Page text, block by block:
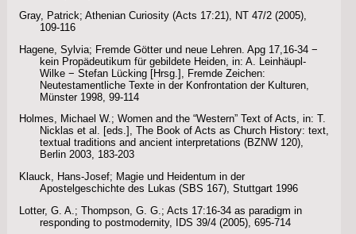
Gray, Patrick; Athenian Curiosity (Acts 17:21), NT 47/2 (2005),
109-116
Hagene, Sylvia; Fremde Götter und neue Lehren. Apg 17,16-34 −
kein Propädeutikum für gebildete Heiden, in: A. Leinhäupl-
Wilke − Stefan Lücking [Hrsg.], Fremde Zeichen:
Neutestamentliche Texte in der Konfrontation der Kulturen,
Münster 1998, 99-114
Holmes, Michael W.; Women and the “Western” Text of Acts, in: T.
Nicklas et al. [eds.], The Book of Acts as Church History: text,
textual traditions and ancient interpretations (BZNW 120),
Berlin 2003, 183-203
Klauck, Hans-Josef; Magie und Heidentum in der
Apostelgeschichte des Lukas (SBS 167), Stuttgart 1996
Lotter, G. A.; Thompson, G. G.; Acts 17:16-34 as paradigm in
responding to postmodernity, IDS 39/4 (2005), 695-714